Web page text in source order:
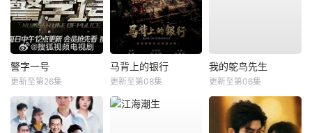
警字一号
更新至第26集
马背上的银行
更新至第08集
我的鸵鸟先生
更新至第06集